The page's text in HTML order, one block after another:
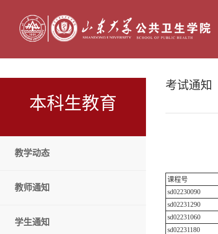
本科生教育
教学动态
教师通知
学生通知
考试通知
课程号
sd02230090
sd02231290
sd02231060
sd02231180